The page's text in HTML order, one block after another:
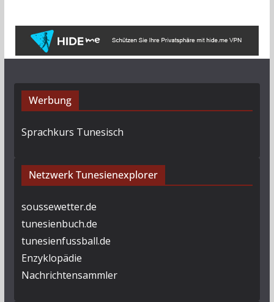
Werbung
Sprachkurs Tunesisch
Netzwerk Tunesienexplorer
soussewetter.de
tunesienbuch.de
tunesienfussball.de
Enzyklopädie
Nachrichtensammler